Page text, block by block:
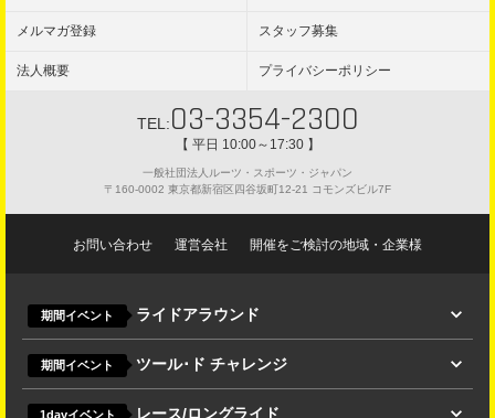
メルマガ登録 スタッフ募集
法人概要 プライバシーポリシー
TEL:03-3354-2300
【 平日 10:00～17:30 】
一般社団法人ルーツ・スポーツ・ジャパン
〒160-0002 東京都新宿区四谷坂町12-21 コモンズビル7F
お問い合わせ 運営会社 開催をご検討の地域・企業様
期間イベント ライドアラウンド
期間イベント ツール･ド チャレンジ
1dayイベント レース/ロングライド